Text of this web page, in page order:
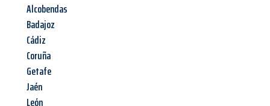
Alcobendas
Badajoz
Cádiz
Coruña
Getafe
Jaén
León